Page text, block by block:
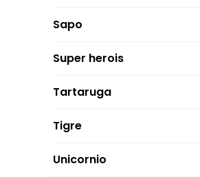
Sapo
Super herois
Tartaruga
Tigre
Unicornio